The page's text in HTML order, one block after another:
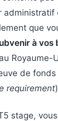
administratif
que
à vos
Royaume-
de
requirement
stage,